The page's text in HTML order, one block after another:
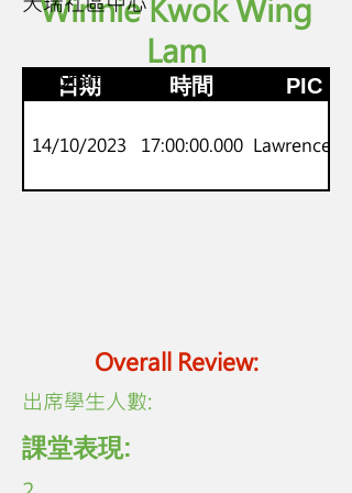
Winnie Kwok Wing
Lam
日期 時間 PIC
14/10/2023 17:00:00.000 Lawrence Lo
Overall Review:
P.1-2
劍橋Starters
​出席學生人數:
課堂表現: